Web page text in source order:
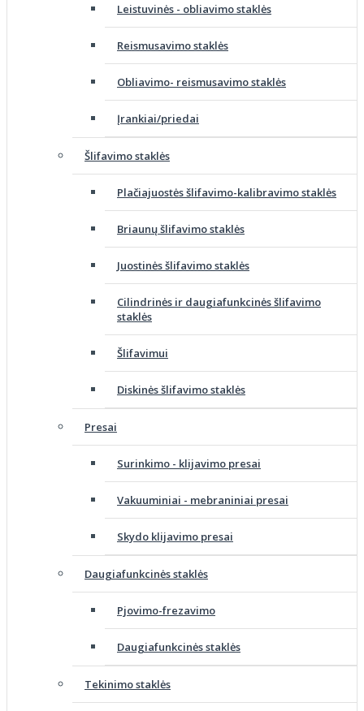
Leistuvinės - obliavimo staklės
Reismusavimo staklės
Obliavimo- reismusavimo staklės
Įrankiai/priedai
Šlifavimo staklės
Plačiajuostės šlifavimo-kalibravimo staklės
Briaunų šlifavimo staklės
Juostinės šlifavimo staklės
Cilindrinės ir daugiafunkcinės šlifavimo
staklės
Šlifavimui
Diskinės šlifavimo staklės
Presai
Surinkimo - klijavimo presai
Vakuuminiai - mebraniniai presai
Skydo klijavimo presai
Daugiafunkcinės staklės
Pjovimo-frezavimo
Daugiafunkcinės staklės
Tekinimo staklės